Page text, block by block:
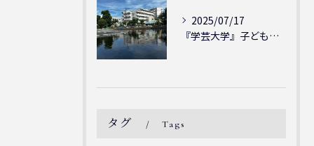
2025/07/17
『学芸大学』子どもには子どもの表現が大切！シェリー・アーツ音...
タグ Tags